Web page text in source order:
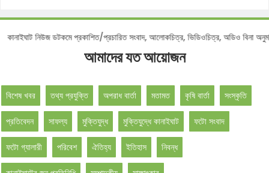
:কানাইঘাট নিউজ ডটকমে প্রকাশিত/প্রচারিত সংবাদ, আলোকচিত্র, ভিডিওচিত্র, অডিও
আমাদের যত আয়োজন
বিশেষ খবর তথ্য প্রযুক্তি অপরাধ বার্তা মতামত কৃষি বার্তা সংস্কৃতি
প্রতিবেদন সাফল্য মুক্তিযুদ্ধ মুক্তিযুদ্ধে কানাইঘাট ফটো সংবাদ
ফটো গ্যালারী পরিবেশ ঐতিহ্য ইতিহাস নিবন্ধ